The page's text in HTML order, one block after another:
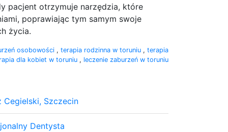
pacjent otrzymuje narzędzia, które
poprawiając tym samym swoje
życia.
osobowości , terapia rodzinna w toruniu , terapia
dla kobiet w toruniu , leczenie zaburzeń w toruniu
Cegielski, Szczecin
Dentysta